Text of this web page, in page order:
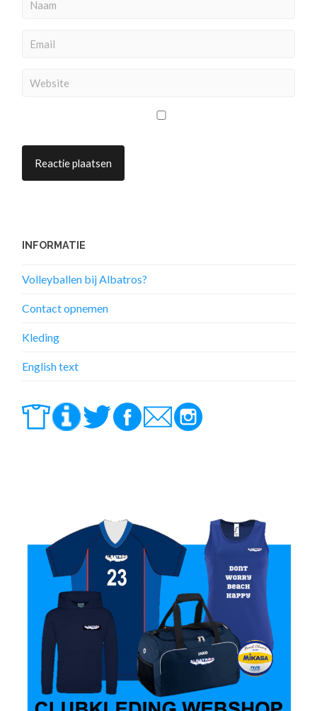
INFORMATIE
Volleyballen bij Albatros?
Contact opnemen
Kleding
English text